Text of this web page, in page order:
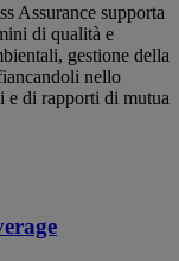
Assurance supporta
di qualità e
gestione della
nello
e di rapporti di mutua